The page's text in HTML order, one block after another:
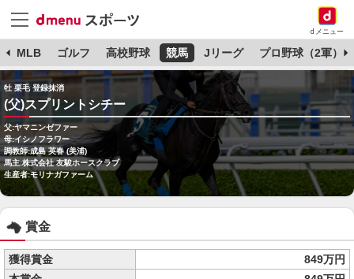
dメニュー
MLB ゴルフ 高校野球 競馬 Jリーグ プロ野球（2軍）
牡 栗毛 登録抹消
(父)スプリントシチー
父:ヤマニンゼファー
母:イシノフラワー
調教師:成島 英春 (美浦)
馬主:株式会社 友駿ホースクラブ
生産者:モリナガファーム
賞金
獲得賞金
849万円